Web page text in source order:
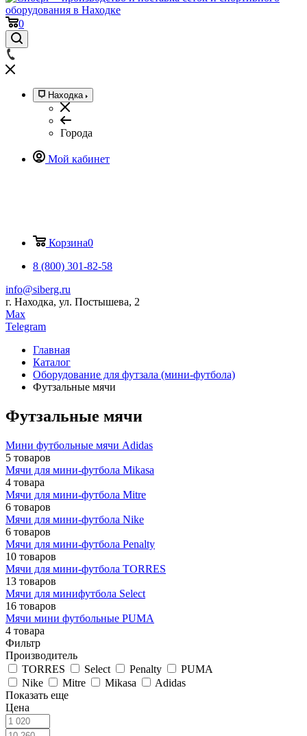
0
Находка
Города
Мой кабинет
Корзина0
8 (800) 301-82-58
info@siberg.ru
г. Находка, ул. Постышева, 2
Max
Telegram
Главная
Каталог
Оборудование для футзала (мини-футбола)
Футзальные мячи
Футзальные мячи
Мини футбольные мячи Adidas
5 товаров
Мячи для мини-футбола Mikasa
4 товара
Мячи для мини-футбола Mitre
6 товаров
Мячи для мини-футбола Nike
6 товаров
Мячи для мини-футбола Penalty
10 товаров
Мячи для мини-футбола TORRES
13 товаров
Мячи для минифутбола Select
16 товаров
Мячи мини футбольные PUMA
4 товара
Фильтр
Производитель
TORRES
Select Penalty
PUMA
Nike
Mitre Mikasa
Adidas
Показать еще
Цена